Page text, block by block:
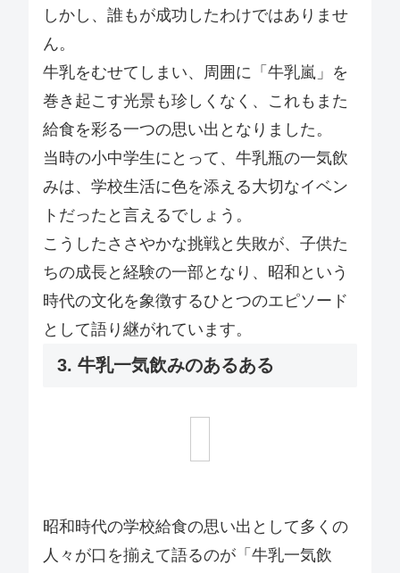
しかし、誰もが成功したわけではありませ
ん。
牛乳をむせてしまい、周囲に「牛乳嵐」を
巻き起こす光景も珍しくなく、これもまた
給食を彩る一つの思い出となりました。
当時の小中学生にとって、牛乳瓶の一気飲
みは、学校生活に色を添える大切なイベン
トだったと言えるでしょう。
こうしたささやかな挑戦と失敗が、子供た
ちの成長と経験の一部となり、昭和という
時代の文化を象徴するひとつのエピソード
として語り継がれています。
3. 牛乳一気飲みのあるある
昭和時代の学校給食の思い出として多くの
人々が口を揃えて語るのが「牛乳一気飲